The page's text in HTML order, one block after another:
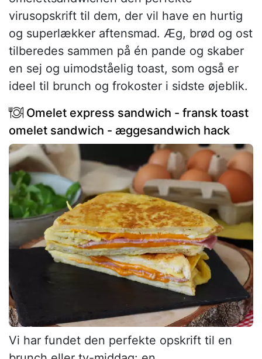
virusopskrift til dem, der vil have en hurtig
og superlækker aftensmad. Æg, brød og ost
tilberedes sammen på én pande og skaber
en sej og uimodståelig toast, som også er
ideel til brunch og frokoster i sidste øjeblik.
Omelet express sandwich - fransk toast
omelet sandwich - æggesandwich hack
Vi har fundet den perfekte opskrift til en